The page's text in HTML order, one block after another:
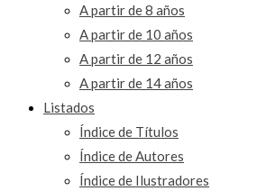
A partir de 8 años
A partir de 10 años
A partir de 12 años
A partir de 14 años
Listados
Índice de Títulos
Índice de Autores
Índice de Ilustradores